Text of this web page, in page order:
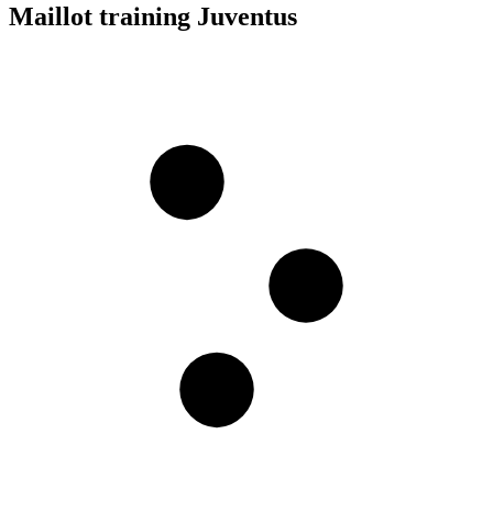
Maillot training Juventus